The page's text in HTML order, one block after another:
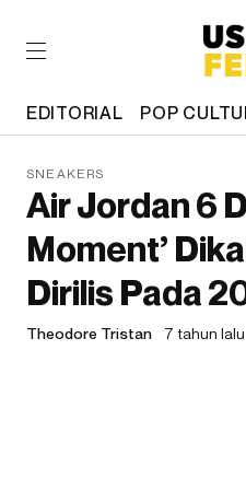
EDITORIAL POP
SNEAKERS
Air Jordan 6
Moment’
Dirilis Pada
Theodore Tristan 7 tahun lalu